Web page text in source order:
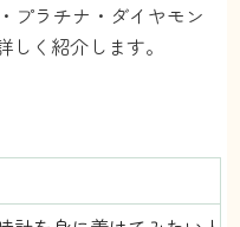
プラチナ・ダイヤモン
しく紹介します。